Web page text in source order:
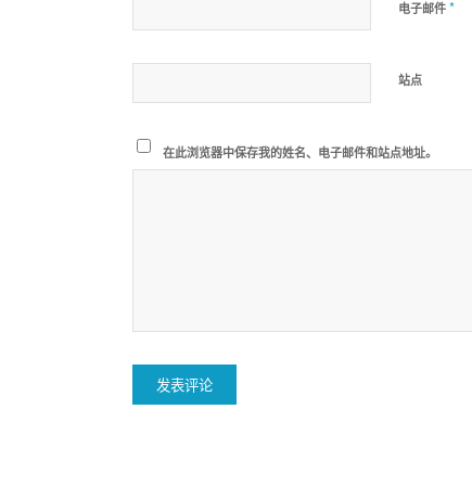
电子邮件 *
站点
在此浏览器中保存我的姓名、电子邮件和站点地址。